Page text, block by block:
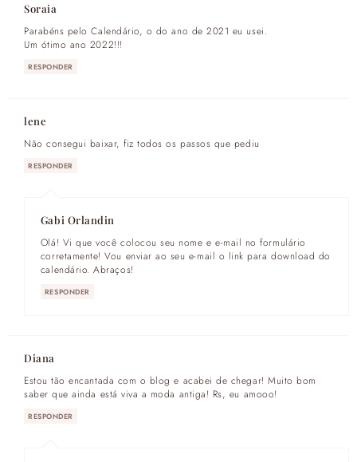
Soraia
Parabéns pelo Calendário, o do ano de 2021 eu usei.
Um ótimo ano 2022!!!
RESPONDER
lene
Não consegui baixar, fiz todos os passos que pediu
RESPONDER
Gabi Orlandin
Olá! Vi que você colocou seu nome e e-mail no formulário
corretamente! Vou enviar ao seu e-mail o link para download do
calendário. Abraços!
RESPONDER
Diana
Estou tão encantada com o blog e acabei de chegar! Muito bom
saber que ainda está viva a moda antiga! Rs, eu amooo!
RESPONDER